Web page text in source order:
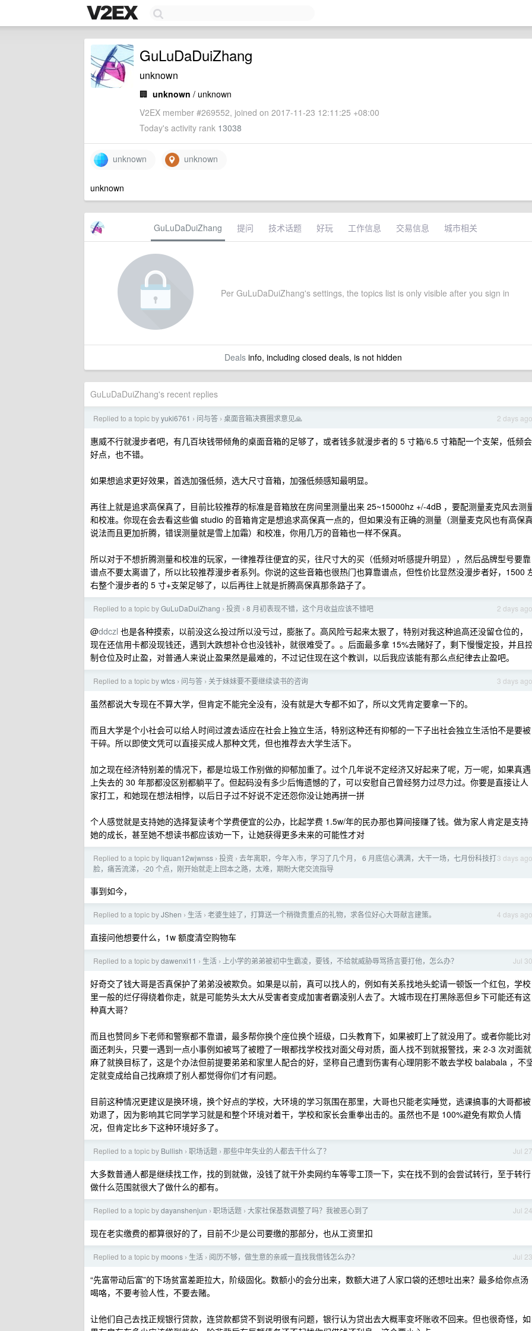
GuLuDaDuiZhang
unknown
🏢 unknown / unknown
V2EX member #269552, joined on 2017-11-23 12:11:25 +08:00
Today's activity rank 13038
unknown unknown
unknown
GuLuDaDuiZhang 提问 技术话题 好玩 工作信息 交易信息 城市相关
Per GuLuDaDuiZhang's settings, the topics list is only visible after you sign in
Dealsinfo, including closed deals, is not hidden
GuLuDaDuiZhang's recent replies
2 days ago
Replied to a topic byyuki6761 › 问与答 › 桌面音箱决赛圈求意见🙏
惠威不行就漫步者吧，有几百块钱带倾角的桌面音箱的足够了，或者钱多就漫步者的 5 寸箱/6.5 寸箱配一个支架，低频会
好点，也不错。
如果想追求更好效果，首选加强低频，选大尺寸音箱，加强低频感知最明显。
再往上就是追求高保真了，目前比较推荐的标准是音箱放在房间里测量出来 25~15000hz +/-4dB ，要配测量麦克风去测
和校准。你现在会去看这些偏 studio 的音箱肯定是想追求高保真一点的，但如果没有正确的测量（测量麦克风也有高保
说法而且更加折腾，错误测量就是雪上加霜）和校准，你用几万的音箱也一样不保真。
所以对于不想折腾测量和校准的玩家，一律推荐往便宜的买，往尺寸大的买（低频对听感提升明显），然后品牌型号要靠
谱点不要太离谱了，所以比较推荐漫步者系列。你说的这些音箱也很热门也算靠谱点，但性价比显然没漫步者好，1500
右整个漫步者的 5 寸+支架足够了，以后再往上就是折腾高保真那条路子了。
2 days ago
Replied to a topic byGuLuDaDuiZhang › 投资 › 8 月初表现不错，这个月收益应该不错吧
@ddczl 也是各种摸索，以前没这么投过所以没亏过，膨胀了。高风险亏起来太狠了，特别对我这种追高还没留仓位的，
现在还信用卡都没现钱还，遇到大跌想补仓也没钱补，就很难受了。。后面最多拿 15%去赌好了，剩下慢慢定投，并且
制仓位及时止盈，对普通人来说止盈果然是最难的，不过记住现在这个教训，以后我应该能有那么点纪律去止盈吧。
3 days ago
Replied to a topic bywtcs › 问与答 › 关于妹妹要不要继续读书的咨询
虽然都说大专现在不算大学，但肯定不能完全没有，没有就是大专都不如了，所以文凭肯定要拿一下的。
而且大学是个小社会可以给人时间过渡去适应在社会上独立生活，特别这种还有抑郁的一下子出社会独立生活怕不是要被
干碎。所以即使文凭可以直接买成人那种文凭，但也推荐去大学生活下。
加之现在经济特别差的情况下，都是垃圾工作别做的抑郁加重了。过个几年说不定经济又好起来了呢，万一呢，如果真遇
上失去的 30 年那都没区别都躺平了。但起码没有多少后悔遗憾的了，可以安慰自己曾经努力过尽力过。你要是直接让人
家打工，和她现在想法相悖，以后日子过不好说不定还怨你没让她再拼一拼
个人感觉就是支持她的选择复读考个学费便宜的公办，比起学费 1.5w/年的民办那也算间接赚了钱。做为家人肯定是支持
她的成长，甚至她不想读书都应该劝一下，让她获得更多未来的可能性才对
3 days ago
Replied to a topic by liquan12wjwnss › 投资 › 去年离职，今年入市，学习了几个月， 6 月底信心满满，大干一场，七月份科技打
脸，痛苦流涕，-20 个点，刚开始就走上回本之路，太难，期盼大佬交流指导
事到如今，
4 days ago
Replied to a topic byJShen › 生活 › 老婆生娃了，打算送一个稍微贵重点的礼物，求各位好心大哥献言建策。
直接问他想要什么，1w 额度清空购物车
Jul 30
Replied to a topic bydawenxi11 › 生活 › 上小学的弟弟被初中生霸凌，要钱，不给就威胁辱骂扬言要打他，怎么办？
好奇交了钱大哥是否真保护了弟弟没被欺负。如果是以前，真可以找人的，例如有关系找地头蛇请一顿饭一个红包，学校
里一般的烂仔得绕着你走，就是可能势头太大从受害者变成加害者霸凌别人去了。大城市现在打黑除恶但乡下可能还有这
种真大哥？
而且也赞同乡下老师和警察都不靠谱，最多帮你换个座位换个班级，口头教育下，如果被盯上了就没用了。或者你能比对
面还刺头，只要一遇到一点小事例如被骂了被瞪了一眼都找学校找对面父母对质，面人找不到就报警找，来 2-3 次对面就
麻了就换目标了，这是个办法但前提要弟弟和家里人配合的好，坚称自己遭到伤害有心理阴影不敢去学校 balabala ，不
定就变成给自己找麻烦了别人都觉得你们才有问题。
目前这种情况更建议是换环境，换个好点的学校，大环境的学习氛围在那里，大哥也只能老实睡觉，逃课搞事的大哥都被
劝退了，因为影响其它同学学习就是和整个环境对着干，学校和家长会重拳出击的。虽然也不是 100%避免有欺负人情
况，但肯定比乡下这种环境好多了。
Jul 27
Replied to a topic by Bullish › 职场话题 › 那些中年失业的人都去干什么了？
大多数普通人都是继续找工作，找的到就做，没钱了就干外卖网约车等零工顶一下，实在找不到的会尝试转行，至于转行
做什么范围就很大了做什么的都有。
Jul 24
Replied to a topic bydayanshenjun › 职场话题 › 大家社保基数调整了吗？我被恶心到了
现在老实缴费的都算很好的了，目前不少是公司要缴的那部分，也从工资里扣
Jul 23
Replied to a topic by moons › 生活 › 阅历不够，做生意的亲戚一直找我借钱怎么办？
“先富带动后富”的下场贫富差距拉大，阶级固化。数额小的会分出来，数额大进了人家口袋的还想吐出来？最多给你点汤
喝咯，不要考验人性，不要去赌。
让他们自己去找正规银行贷款，连贷款都贷不到说明很有问题，银行认为贷出去大概率变坏账收不回来。但也很奇怪，如